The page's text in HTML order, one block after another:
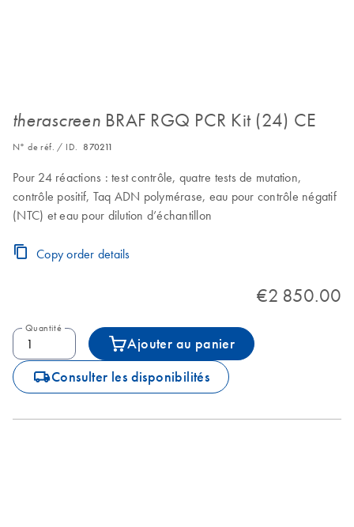
therascreen BRAF RGQ PCR Kit (24) CE
N° de réf. / ID. 870211
Pour 24 réactions : test contrôle, quatre tests de mutation,
contrôle positif, Taq ADN polymérase, eau pour contrôle négatif
(NTC) et eau pour dilution d’échantillon
Copy order details
€2 850.00
Quantité
Ajouter au panier
icon_0062_deliver-s Consulter les disponibilités